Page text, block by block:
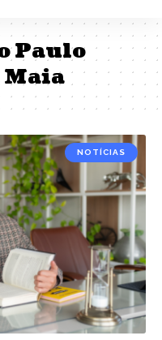
Paulo
NOTÍCIAS